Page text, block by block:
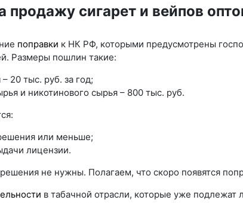
продажу сигарет и вейпов
поправки к НК РФ, которыми предусмотрены
Размеры пошлин такие:
20 тыс. руб. за год;
и никотинового сырья – 800 тыс. руб.
или меньше;
лицензии.
не нужны. Полагаем, что скоро появятся
в табачной отрасли, которые уже